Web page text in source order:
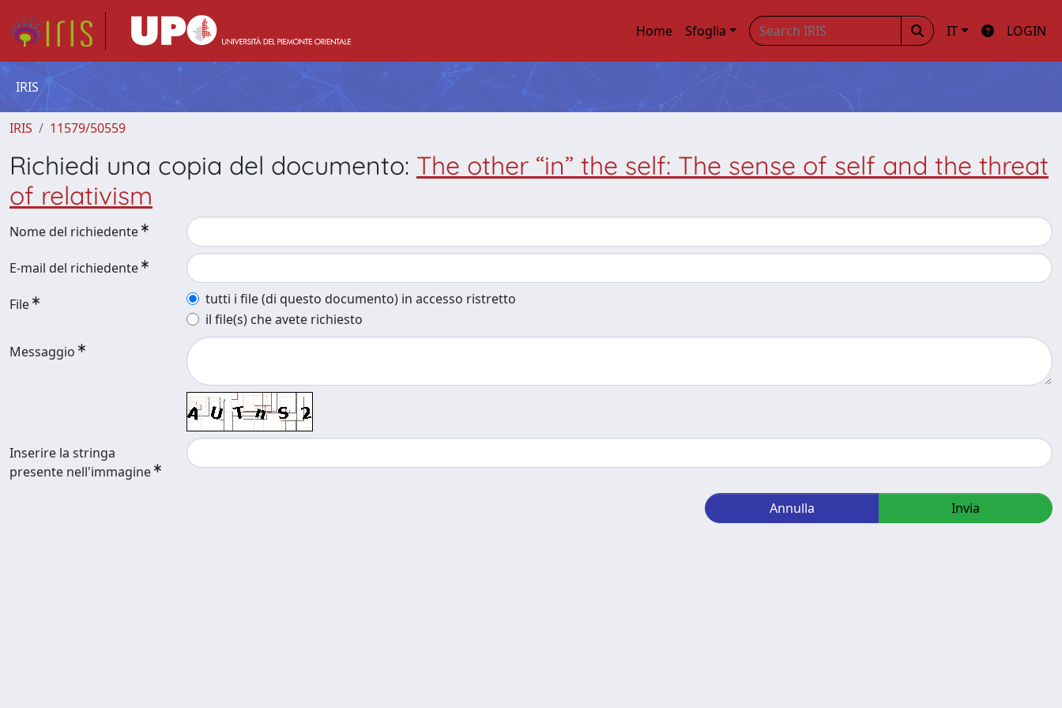
Home Sfoglia IT LOGIN
IRIS
IRIS 11579/50559
Richiedi una copia del documento: The other “in” the self: The sense of self and the threat
of relativism
Nome del richiedente
E-mail del richiedente
File
tutti i file (di questo documento) in accesso ristretto
il file(s) che avete richiesto
Messaggio
Inserire la stringa
presente nell'immagine
Annulla Invia